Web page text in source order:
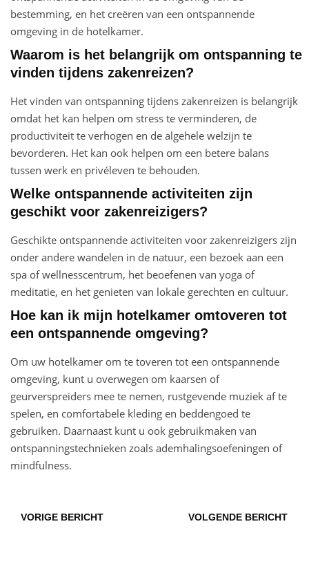
bestemming, en het creëren van een ontspannende
omgeving in de hotelkamer.
Waarom is het belangrijk om ontspanning te
vinden tijdens zakenreizen?
Het vinden van ontspanning tijdens zakenreizen is belangrijk
omdat het kan helpen om stress te verminderen, de
productiviteit te verhogen en de algehele welzijn te
bevorderen. Het kan ook helpen om een betere balans
tussen werk en privéleven te behouden.
Welke ontspannende activiteiten zijn
geschikt voor zakenreizigers?
Geschikte ontspannende activiteiten voor zakenreizigers zijn
onder andere wandelen in de natuur, een bezoek aan een
spa of wellnesscentrum, het beoefenen van yoga of
meditatie, en het genieten van lokale gerechten en cultuur.
Hoe kan ik mijn hotelkamer omtoveren tot
een ontspannende omgeving?
Om uw hotelkamer om te toveren tot een ontspannende
omgeving, kunt u overwegen om kaarsen of
geurverspreiders mee te nemen, rustgevende muziek af te
spelen, en comfortabele kleding en beddengoed te
gebruiken. Daarnaast kunt u ook gebruikmaken van
ontspanningstechnieken zoals ademhalingsoefeningen of
mindfulness.
VORIGE BERICHT VOLGENDE BERICHT